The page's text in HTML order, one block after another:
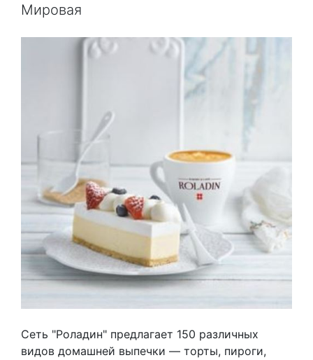
Мировая
Сеть "Роладин" предлагает 150 различных
видов домашней выпечки — торты, пироги,